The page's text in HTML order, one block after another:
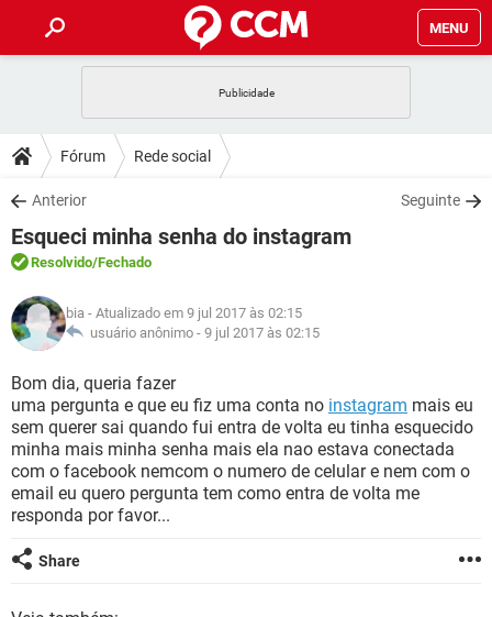
MENU
CELULAR
OUTLOOK
INSTAGRAM GMAIL
GUIA DE COMPRAS
DICAS
JOGOS
OUTLOOK
INSTAGRAM
GUIA DE COMPRAS
DOWNLOADS
JOGOS WHATSAPP
CELULAR
OUTLOOK EXCEL
INSTAGRAM
GUIA DE COMPRAS
FÓRUM
JOGOS
CELULAR FACEBOOK
INSTAGRAM GMAIL
GUIA DE COMPRAS
GLOSSÁRIO
JOGOS
CELULAR
OUTLOOK EXCEL
INSTAGRAM GMAIL
GUIA DE COMPRAS
Fórum Rede social
Anterior Seguinte
Esqueci minha senha do instagram
Resolvido/Fechado
bia - Atualizado em 9 jul 2017 às 02:15
usuário anônimo - 9 jul 2017 às 02:15
Bom dia, queria fazer
uma pergunta e que eu fiz uma conta no instagram mais eu
sem querer sai quando fui entra de volta eu tinha esquecido
minha mais minha senha mais ela nao estava conectada
com o facebook nemcom o numero de celular e nem com o
email eu quero pergunta tem como entra de volta me
responda por favor...
Share